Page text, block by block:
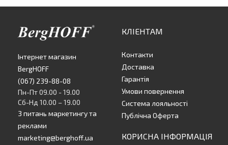
Інтернет магазин
BergHOFF
(067) 239-88-08
Пн-Пт 09.00 - 19.00
Сб-Нд 10.00 – 19.00
З питань маркетингу та
реклами
marketing@berghoff.ua
КЛІЕНТАМ
Контакти
Доставка
Гарантія
Умови повернення
Система лояльності
Публічна Оферта
КОРИСНА ІНФОРМАЦІЯ